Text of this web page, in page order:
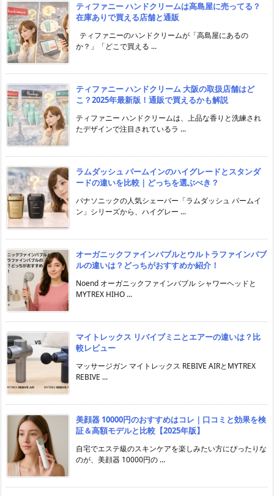
ティファニー ハンドクリームは高島屋に売ってる？
在庫ありで買える店舗と通販
ティファニーのハンドクリームが「高島屋にあるの
か？」「どこで買える ...
ティファニー ハンドクリーム 大阪の取扱店舗はど
こ？2025年最新版！通販で買えるかも解説
ティファニー ハンドクリームは、上品な香りと洗練され
たデザインで注目されているラ ...
ラムダッシュ パームインのハイグレードとスタンダ
ードの違いを比較｜どっちを選ぶべき？
パナソニックの人気シェーバー「ラムダッシュ パームイ
ン」シリーズから、ハイグレー ...
オーガニックファインバブルとウルトラファインバブ
ルの違いは？どっちがおすすめか紹介！
Noend オーガニックファインバブル シャワーヘッドと
MYTREX HIHO ...
マイトレックス リバイブミニとエアーの違いは？比
較レビュー
マッサージガン マイトレックス REBIVE AIRとMYTREX
REBIVE ...
美顔器 10000円のおすすめはコレ｜口コミと効果を検
証＆高額モデルと比較【2025年版】
自宅でエステ級のスキンケアを楽しみたい方にぴったりな
のが、美顔器 10000円の ...